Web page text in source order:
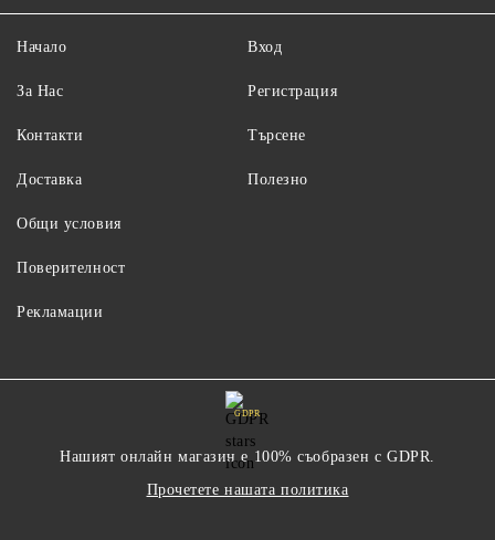
Начало
За Нас
Контакти
Доставка
Вход
Регистрация
Търсене
Полезно
Общи условия
Поверителност
Рекламации
GDPR
Нашият онлайн магазин е 100% съобразен с GDPR.
Прочетете нашата политика